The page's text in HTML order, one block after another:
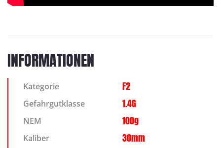
INFORMATIONEN
Kategorie F2
Gefahrgutklasse 1.4G
NEM 100g
Kaliber 30mm